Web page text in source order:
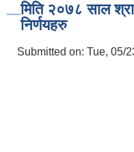
मिति २०७८ साल
निर्णयहरु
Submitted on: Tue, 05/